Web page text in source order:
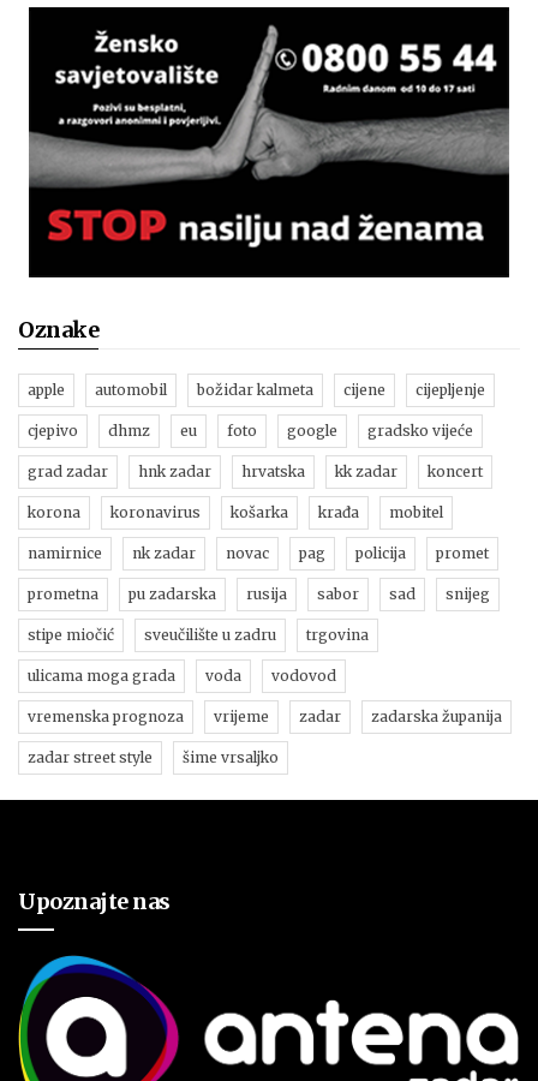
Oznake
apple automobil božidar kalmeta cijene cijepljenje
cjepivo dhmz eu foto google gradsko vijeće
grad zadar hnk zadar hrvatska kk zadar koncert
korona koronavirus košarka krađa mobitel
namirnice nk zadar novac pag policija promet
prometna pu zadarska rusija sabor sad snijeg
stipe miočić sveučilište u zadru trgovina
ulicama moga grada voda vodovod
vremenska prognoza vrijeme zadar zadarska županija
zadar street style šime vrsaljko
Upoznajte nas